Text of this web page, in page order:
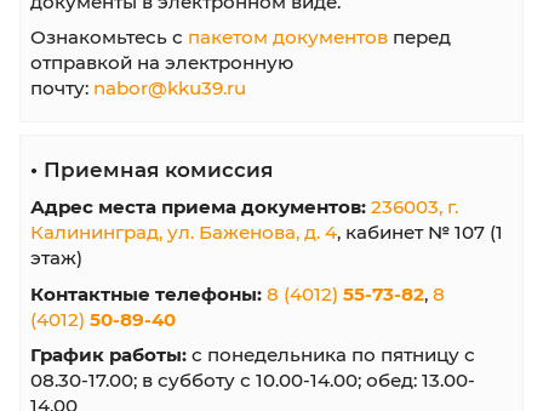
Используйте любой из вариантов подачи
документов на обучение в АНПОО
"Калининградский колледж управления"
Личный кабинет абитуриента
Зарегистрируйтесь вкабинете абитуриента
отправляйте документы онлайн в
виде.
•Портал Госуслуги
В период действия приемной кампании на